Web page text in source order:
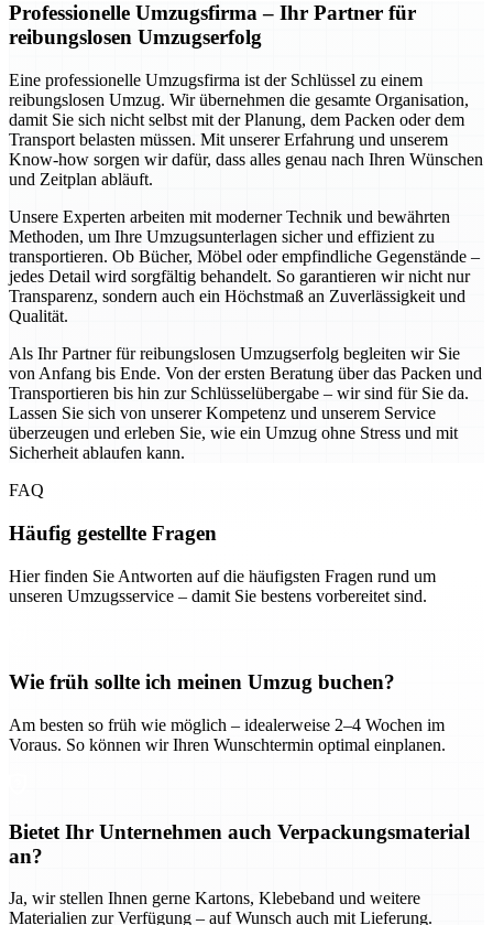
Professionelle Umzugsfirma – Ihr Partner für
reibungslosen Umzugserfolg
Eine professionelle Umzugsfirma ist der Schlüssel zu einem
reibungslosen Umzug. Wir übernehmen die gesamte Organisation,
damit Sie sich nicht selbst mit der Planung, dem Packen oder dem
Transport belasten müssen. Mit unserer Erfahrung und unserem
Know-how sorgen wir dafür, dass alles genau nach Ihren Wünschen
und Zeitplan abläuft.
Unsere Experten arbeiten mit moderner Technik und bewährten
Methoden, um Ihre Umzugsunterlagen sicher und effizient zu
transportieren. Ob Bücher, Möbel oder empfindliche Gegenstände –
jedes Detail wird sorgfältig behandelt. So garantieren wir nicht nur
Transparenz, sondern auch ein Höchstmaß an Zuverlässigkeit und
Qualität.
Als Ihr Partner für reibungslosen Umzugserfolg begleiten wir Sie
von Anfang bis Ende. Von der ersten Beratung über das Packen und
Transportieren bis hin zur Schlüsselübergabe – wir sind für Sie da.
Lassen Sie sich von unserer Kompetenz und unserem Service
überzeugen und erleben Sie, wie ein Umzug ohne Stress und mit
Sicherheit ablaufen kann.
FAQ
Häufig gestellte Fragen
Hier finden Sie Antworten auf die häufigsten Fragen rund um
unseren Umzugsservice – damit Sie bestens vorbereitet sind.
Wie früh sollte ich meinen Umzug buchen?
Am besten so früh wie möglich – idealerweise 2–4 Wochen im
Voraus. So können wir Ihren Wunschtermin optimal einplanen.
Bietet Ihr Unternehmen auch Verpackungsmaterial
an?
Ja, wir stellen Ihnen gerne Kartons, Klebeband und weitere
Materialien zur Verfügung – auf Wunsch auch mit Lieferung.